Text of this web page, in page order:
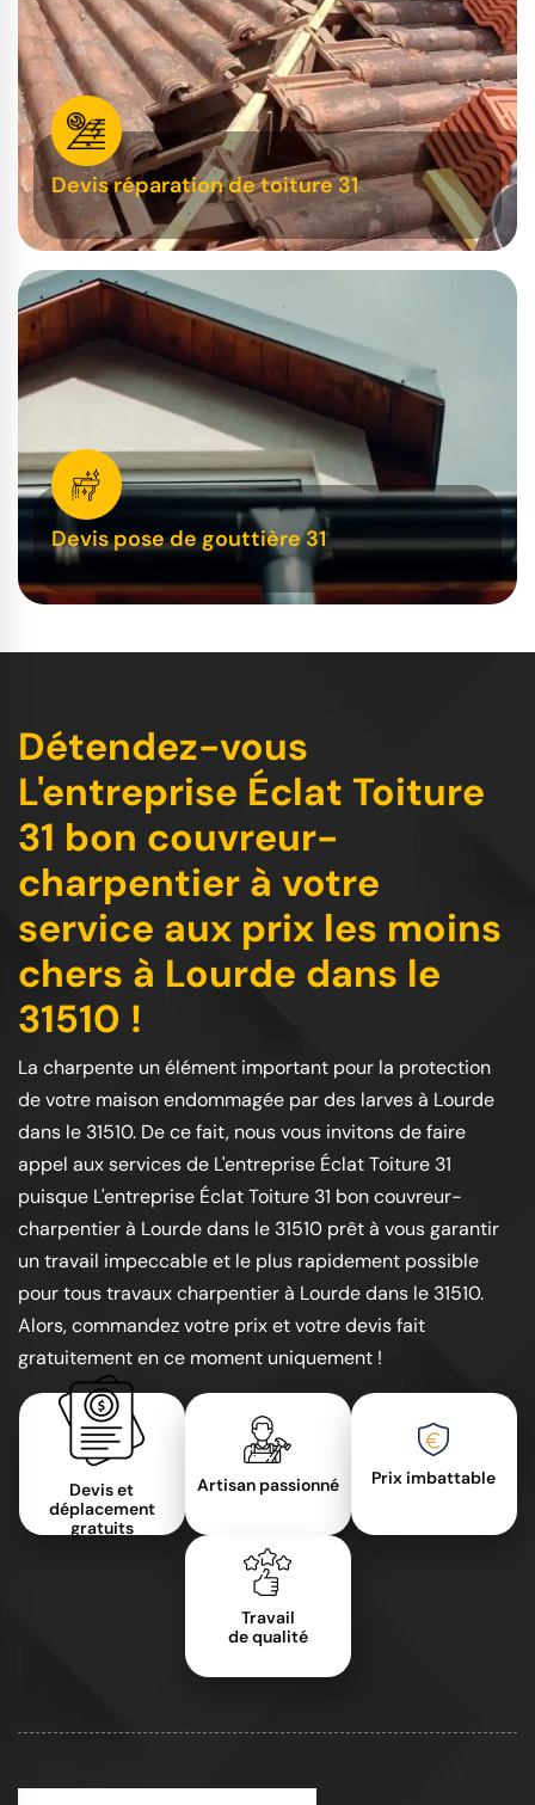
Devis réparation de toiture 31
Devis pose de gouttière 31
Détendez-vous
L'entreprise Éclat Toiture
31 bon couvreur-
charpentier à votre
service aux prix les moins
chers à Lourde dans le
31510 !
La charpente un élément important pour la protection
de votre maison endommagée par des larves à Lourde
dans le 31510. De ce fait, nous vous invitons de faire
appel aux services de L'entreprise Éclat Toiture 31
puisque L'entreprise Éclat Toiture 31 bon couvreur-
charpentier à Lourde dans le 31510 prêt à vous garantir
un travail impeccable et le plus rapidement possible
pour tous travaux charpentier à Lourde dans le 31510.
Alors, commandez votre prix et votre devis fait
gratuitement en ce moment uniquement !
Devis et
déplacement
gratuits
Artisan passionné Prix imbattable
Travail
de qualité